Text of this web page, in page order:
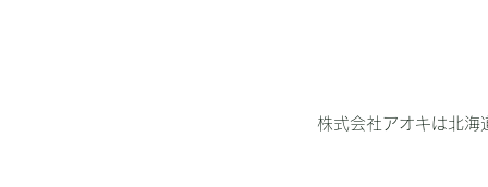
株式会社アオキは北